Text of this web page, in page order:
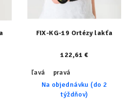
FIX-KG-19 Ortézy lakťa
122,61 €
ľavá
pravá
Na objednávku (do 2
týždňov)